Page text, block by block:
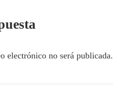
electrónico no será publicada.